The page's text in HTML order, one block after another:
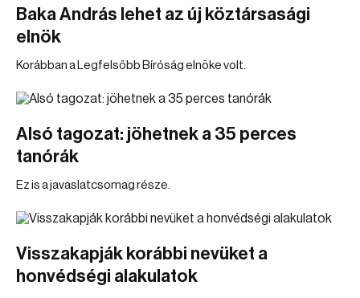
Baka András lehet az új köztársasági
elnök
Korábban a Legfelsőbb Bíróság elnöke volt.
Alsó tagozat: jöhetnek a 35 perces
tanórák
Ez is a javaslatcsomag része.
Visszakapják korábbi nevüket a
honvédségi alakulatok